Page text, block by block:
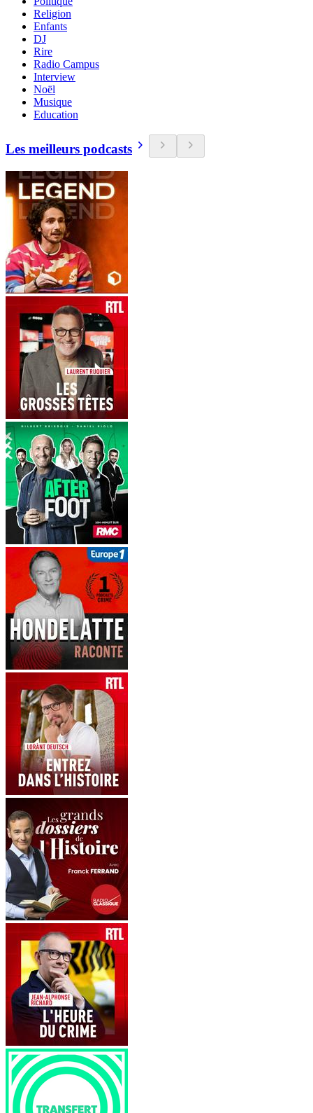
Religion
Enfants
DJ
Rire
Radio Campus
Interview
Noël
Musique
Education
Les meilleurs podcasts